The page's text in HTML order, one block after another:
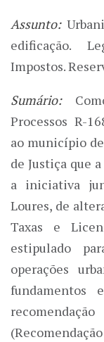
Assunto:
edificação.
Impostos.
Sumário:
Processos R-
ao município
de Justiça que
a iniciativa
Loures, de
Taxas e
estipulado
operações
fundamentos